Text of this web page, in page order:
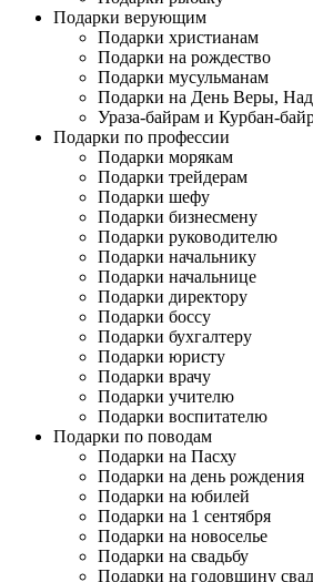
Подарки верующим
Подарки христианам
Подарки на рождество
Подарки мусульманам
Подарки на День Веры,
Ураза-байрам и Курбан-
Подарки по профессии
Подарки морякам
Подарки трейдерам
Подарки шефу
Подарки бизнесмену
Подарки руководителю
Подарки начальнику
Подарки начальнице
Подарки директору
Подарки боссу
Подарки бухгалтеру
Подарки юристу
Подарки врачу
Подарки учителю
Подарки воспитателю
Подарки по поводам
Подарки на Пасху
Подарки на день рождения
Подарки на юбилей
Подарки на 1 сентября
Подарки на новоселье
Подарки на свадьбу
Подарки на годовщину